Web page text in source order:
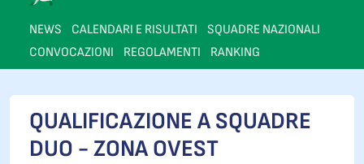
NEWS CALENDARI E RISULTATI
SQUADRE NAZIONALI
CONVOCAZIONI
REGOLAMENTI RANKING
QUALIFICAZIONE A SQUADRE
DUO - ZONA OVEST